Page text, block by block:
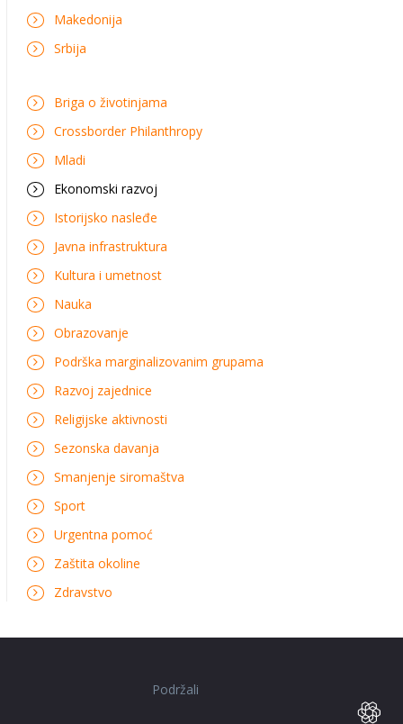
Makedonija
Srbija
Briga o životinjama
Crossborder Philanthropy
Mladi
Ekonomski razvoj
Istorijsko nasleđe
Javna infrastruktura
Kultura i umetnost
Nauka
Obrazovanje
Podrška marginalizovanim grupama
Razvoj zajednice
Religijske aktivnosti
Sezonska davanja
Smanjenje siromaštva
Sport
Urgentna pomoć
Zaštita okoline
Zdravstvo
Podržali